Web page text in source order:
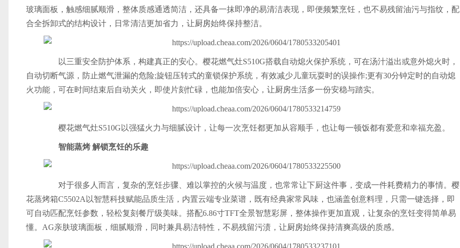
玻璃面板，触感细腻顺滑，整体质感通透简洁，还具备一抹即净的易清洁表现，即便频繁烹饪，也不易残留油污与指纹，配
合全拆卸式的结构设计，日常清洁更加省力，让厨房始终保持整洁。
以三重安全防护体系，构建真正的安心。樱花燃气灶S510G搭载自动熄火保护系统，可在汤汁溢出或意外熄火时，
自动切断气源，防止燃气泄漏的危险;旋钮压转式的童锁保护系统，有效减少儿童玩耍时的误操作;更有30分钟定时的自动熄
火功能，可在时间结束后自动关火，即使片刻忙碌，也能加倍安心，让厨房生活多一份安稳与踏实。
樱花燃气灶S510G以强猛火力与细腻设计，让每一次烹饪都更加从容顺手，也让每一顿饭都有爱意和幸福充盈。
智能蒸烤 解锁烹饪的乐趣
对于很多人而言，复杂的烹饪步骤、难以掌控的火候与温度，也常常让下厨这件事，变成一件耗费精力的事情。樱
花蒸烤箱C5502A以智慧科技赋能品质生活，内置云端专业菜谱，既有经典家常风味，也涵盖创意料理，只需一键选择，即
可自动匹配烹饪参数，轻松复刻餐厅级美味。搭配6.86寸TFT全景智慧彩屏，整体操作更加直观，让复杂的烹饪变得简单易
懂。AG亲肤玻璃面板，细腻顺滑，同时兼具易洁特性，不易残留污渍，让厨房始终保持清爽高级的质感。